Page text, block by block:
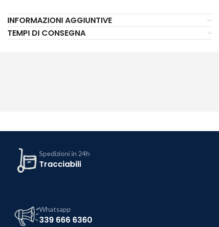
INFORMAZIONI AGGIUNTIVE
TEMPI DI CONSEGNA
Spedizioni in 24h
Tracciabili
Whatsapp
339 666 6360